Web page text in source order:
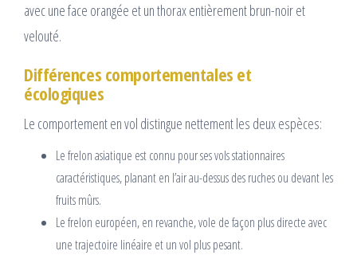
avec une face orangée et un thorax entièrement brun-noir et
velouté.
Différences comportementales et
écologiques
Le comportement en vol distingue nettement les deux espèces:
Le frelon asiatique est connu pour ses vols stationnaires
caractéristiques, planant en l’air au-dessus des ruches ou devant les
fruits mûrs.
Le frelon européen, en revanche, vole de façon plus directe avec
une trajectoire linéaire et un vol plus pesant.